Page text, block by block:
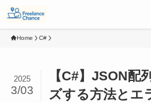
Home C#
【C#】JSON配
ズする方法とエ
2025
3/03